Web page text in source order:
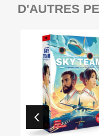
D'AUTRES